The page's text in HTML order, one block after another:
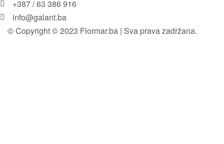
+387 / 63 386 916
info@galant.ba
© Copyright © 2023 Flormar.ba | Sva prava zadržana.